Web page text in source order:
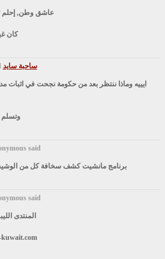
عاشق وطن, إحلم
كان
ساحبة سايد
ايييه وماذا ننتظر بعد من حكومة نجحت في اثبات
وتسلم
said...
برنامج مانشيت كشف سخافة كل من
said...
المنتدى